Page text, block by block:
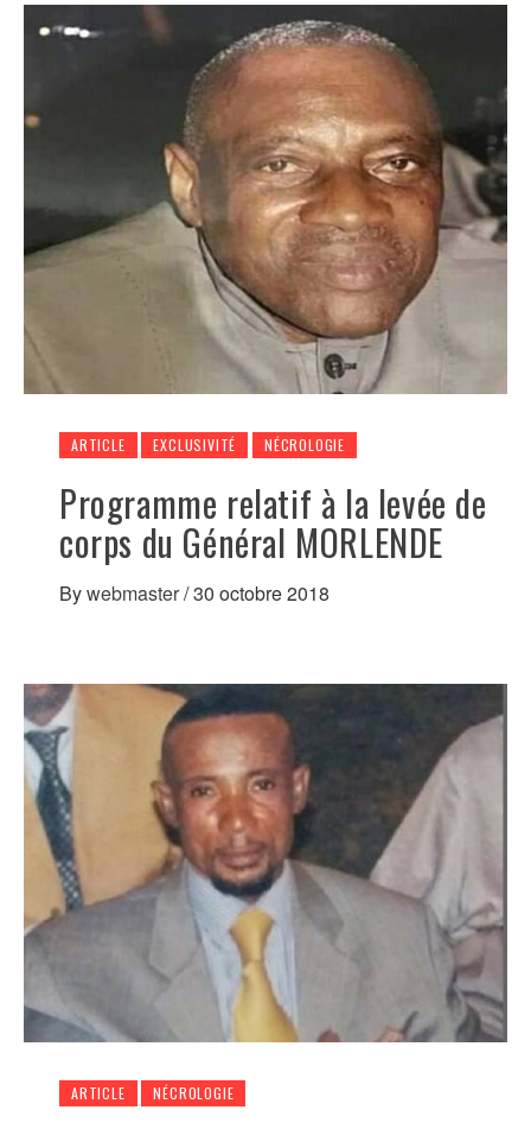
ARTICLE EXCLUSIVITÉ NÉCROLOGIE
Programme relatif à la levée de
corps du Général MORLENDE
Bywebmaster/30 octobre 2018
ARTICLE NÉCROLOGIE